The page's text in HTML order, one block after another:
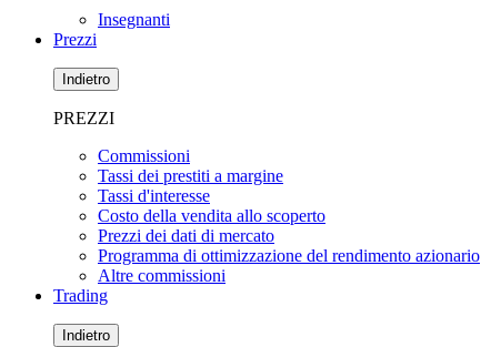
Insegnanti
Prezzi
Indietro
PREZZI
Commissioni
Tassi dei prestiti a margine
Tassi d'interesse
Costo della vendita allo scoperto
Prezzi dei dati di mercato
Programma di ottimizzazione del rendimento azionario
Altre commissioni
Trading
Indietro